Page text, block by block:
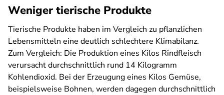
Weniger tierische Produkte
Tierische Produkte haben im Vergleich zu pflanzlichen
Lebensmitteln eine deutlich schlechtere Klimabilanz.
Zum Vergleich: Die Produktion eines Kilos Rindfleisch
verursacht durchschnittlich rund 14 Kilogramm
Kohlendioxid. Bei der Erzeugung eines Kilos Gemüse,
beispielsweise Bohnen, werden dagegen durchschnittlich